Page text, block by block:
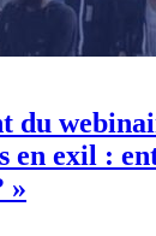
du
en exil :
»